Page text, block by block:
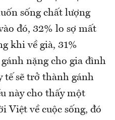
sống chất lượng
đó, 32% lo sợ mất
khi về già, 31%
nặng cho gia đình
tế sẽ trở thành gánh
này cho thấy một
Việt về cuộc sống, đó